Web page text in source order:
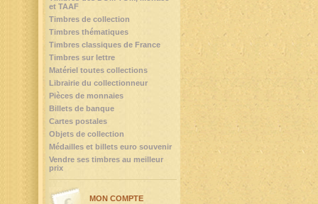
et TAAF
Timbres de collection
Timbres thématiques
Timbres classiques de France
Timbres sur lettre
Matériel toutes collections
Librairie du collectionneur
Pièces de monnaies
Billets de banque
Cartes postales
Objets de collection
Médailles et billets euro souvenir
Vendre ses timbres au meilleur
prix
MON COMPTE